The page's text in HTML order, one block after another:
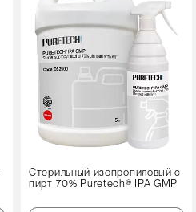
Стерильный изопропиловый с
пирт 70% Puretech® IPA GMP